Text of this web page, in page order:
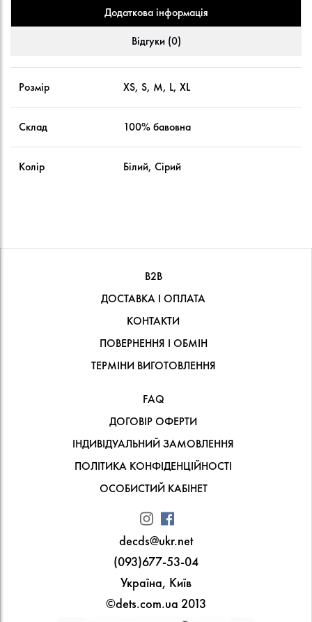
Додаткова інформація
Відгуки (0)
Розмір XS, S, M, L, XL
Склад 100% бавовна
Колір Білий, Сірий
В2В
ДОСТАВКА І ОПЛАТА
КОНТАКТИ
ПОВЕРНЕННЯ І ОБМІН
ТЕРМІНИ ВИГОТОВЛЕННЯ
FAQ
ДОГОВІР ОФЕРТИ
ІНДИВІДУАЛЬНИЙ ЗАМОВЛЕННЯ
ПОЛІТИКА КОНФІДЕНЦІЙНОСТІ
ОСОБИСТИЙ КАБІНЕТ
decds@ukr.net
(093)677-53-04
Україна, Київ
©dets.com.ua 2013